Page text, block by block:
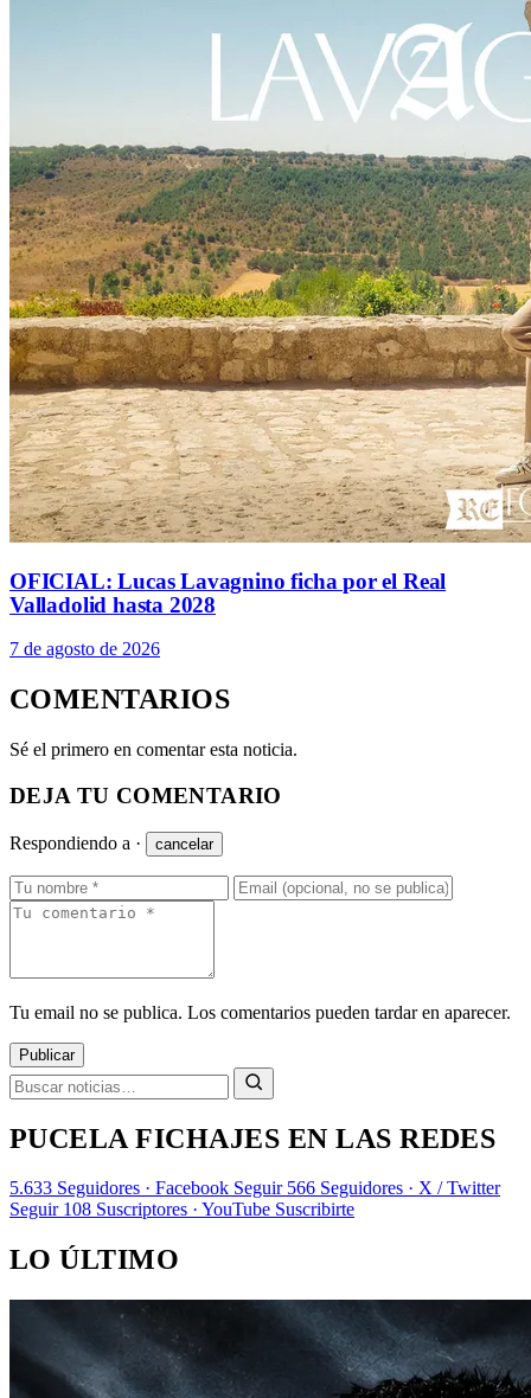
OFICIAL: Lucas Lavagnino ficha por el Real
Valladolid hasta 2028
7 de agosto de 2026
COMENTARIOS
Sé el primero en comentar esta noticia.
DEJA TU COMENTARIO
Respondiendo a · cancelar
Tu email no se publica. Los comentarios pueden tardar en aparecer.
Publicar
PUCELA FICHAJES EN LAS REDES
5.633 Seguidores · Facebook Seguir 566 Seguidores · X / Twitter
Seguir 108 Suscriptores · YouTube Suscribirte
LO ÚLTIMO